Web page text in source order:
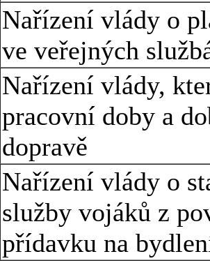
Nařízení vlády o
ve veřejných
Nařízení vlády,
pracovní doby a
dopravě
Nařízení vlády o
služby vojáků z
přídavku na